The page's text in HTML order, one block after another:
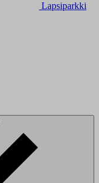
Lapsiparkki